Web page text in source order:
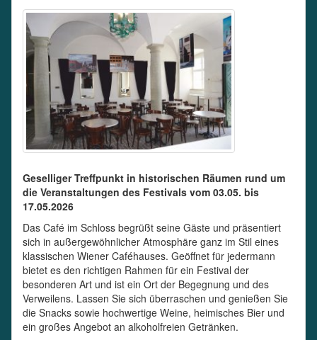
Geselliger Treffpunkt in historischen Räumen rund um
die Veranstaltungen des Festivals vom 03.05. bis
17.05.2026
Das Café im Schloss begrüßt seine Gäste und präsentiert
sich in außergewöhnlicher Atmosphäre ganz im Stil eines
klassischen Wiener Caféhauses. Geöffnet für jedermann
bietet es den richtigen Rahmen für ein Festival der
besonderen Art und ist ein Ort der Begegnung und des
Verweilens. Lassen Sie sich überraschen und genießen Sie
die Snacks sowie hochwertige Weine, heimisches Bier und
ein großes Angebot an alkoholfreien Getränken.